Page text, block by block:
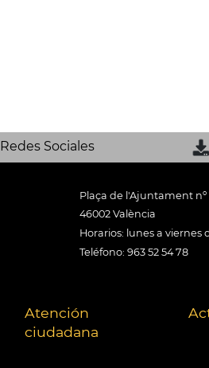
Redes Sociales
Plaça de l'Ajuntament nº
46002 València
Horarios: lunes a viernes
Teléfono: 963 52 54 78
Atención
ciudadana